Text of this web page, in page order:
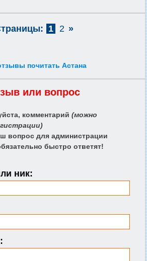
1 2 »
почитать Астана
или вопрос
комментарий (можно
вопрос для администрации
быстро ответят!
ник: